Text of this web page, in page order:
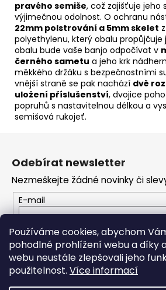
Používáme cookies, abychom
pohodlné prohlížení webu a díky
webu neustále zlepšovali jeho
použitelnost. Více informací
pravého semiše, což zajišťuje jeho
výjimečnou odolnost. O ochranu
22mm polstrování a 5mm skelet
polyethylenu, který obalu propůjčuje
obalu bude vaše banjo odpočívat v
černého sametu a jeho krk
měkkého držáku s bezpečnostními
vnější straně se pak nachází dvě
uložení příslušenství, dvojice
popruhů s nastavitelnou délkou a
semišová rukojeť.
Z
í
Odebírat newsletter
Nezmeškejte žádné novinky či
E-mail
Vložením e-mailu souhlasíte s
ochrany osobních údajů
PŘIHLÁSIT SE